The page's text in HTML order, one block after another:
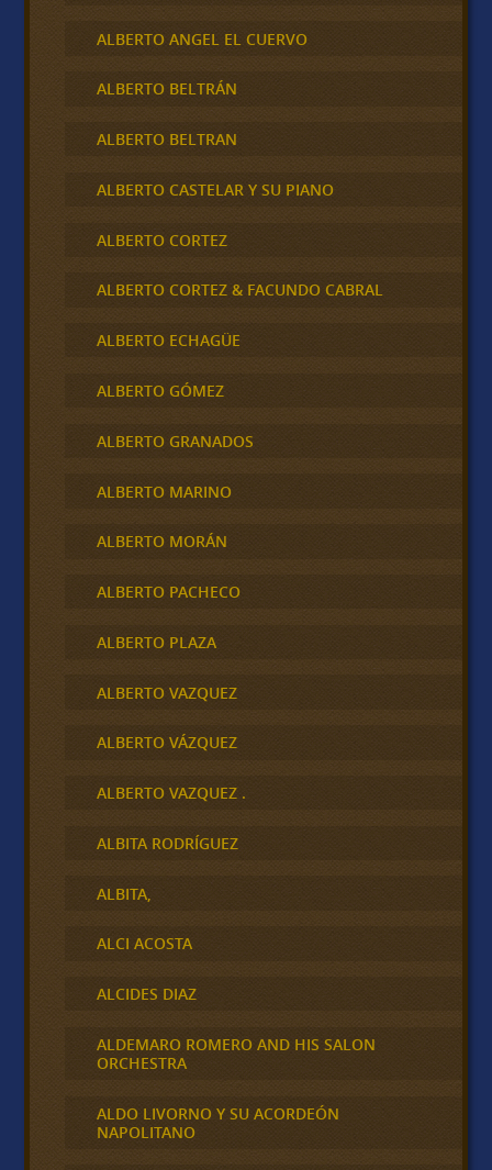
ALBERTO ANGEL EL CUERVO
ALBERTO BELTRÁN
ALBERTO BELTRAN
ALBERTO CASTELAR Y SU PIANO
ALBERTO CORTEZ
ALBERTO CORTEZ & FACUNDO CABRAL
ALBERTO ECHAGÜE
ALBERTO GÓMEZ
ALBERTO GRANADOS
ALBERTO MARINO
ALBERTO MORÁN
ALBERTO PACHECO
ALBERTO PLAZA
ALBERTO VAZQUEZ
ALBERTO VÁZQUEZ
ALBERTO VAZQUEZ .
ALBITA RODRÍGUEZ
ALBITA,
ALCI ACOSTA
ALCIDES DIAZ
ALDEMARO ROMERO AND HIS SALON
ORCHESTRA
ALDO LIVORNO Y SU ACORDEÓN
NAPOLITANO